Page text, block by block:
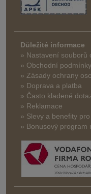
Důležité informace
» Nastavení souborů
» Obchodní podmínky
» Zásady ochrany
» Doprava a platba
» Často kladené
» Reklamace
» Slevy a benefity
» Bonusový program